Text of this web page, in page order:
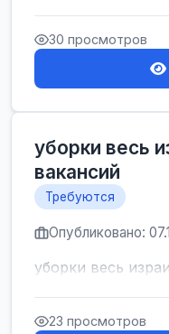
высокий уровень
30 просмотров
уборки весь
вакансий
Требуются
Опубликовано:
уборки весь
23 просмотров